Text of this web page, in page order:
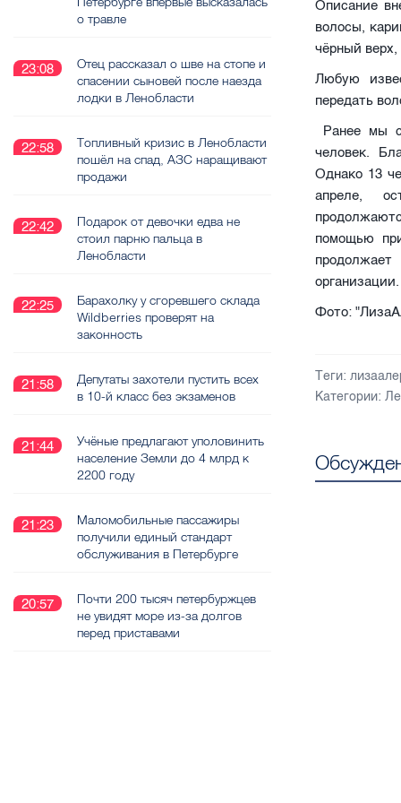
Описание
волосы,
чёрный
Любую
передать
Ранее мы
человек.
Однако 13
апреле,
помощью
организации.
Фото:
Теги:
Категории:
о травле
23:08
Отец рассказал о шве на стопе и
спасении сыновей после наезда
лодки в Ленобласти
22:58
Топливный кризис в Ленобласти
пошёл на спад, АЗС наращивают
продажи
22:42
Подарок от девочки едва не
стоил парню пальца в
Ленобласти
22:25
Барахолку у сгоревшего склада
Wildberries проверят на
законность
21:58
Депутаты захотели пустить всех
в 10-й класс без экзаменов
21:44
Учёные предлагают уполовинить
население Земли до 4 млрд к
2200 году
21:23
Маломобильные пассажиры
получили единый стандарт
обслуживания в Петербурге
20:57
Почти 200 тысяч петербуржцев
не увидят море из-за долгов
перед приставами